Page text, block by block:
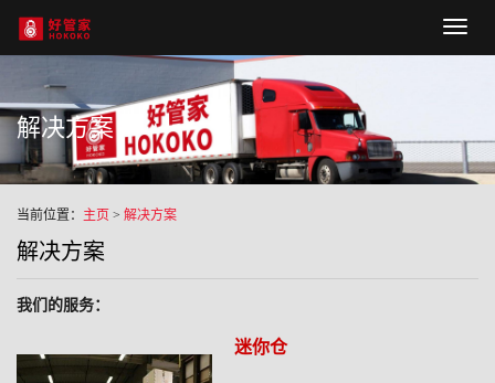
解决方案
当前位置： 主页 > 解决方案
解决方案
我们的服务：
迷你仓